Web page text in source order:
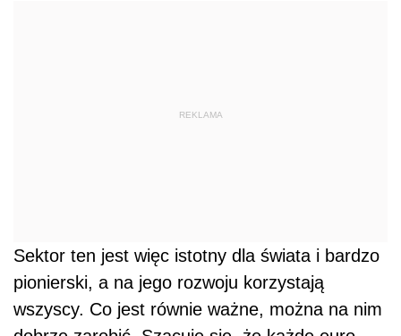
REKLAMA
Sektor ten jest więc istotny dla świata i bardzo
pionierski, a na jego rozwoju korzystają
wszyscy. Co jest równie ważne, można na nim